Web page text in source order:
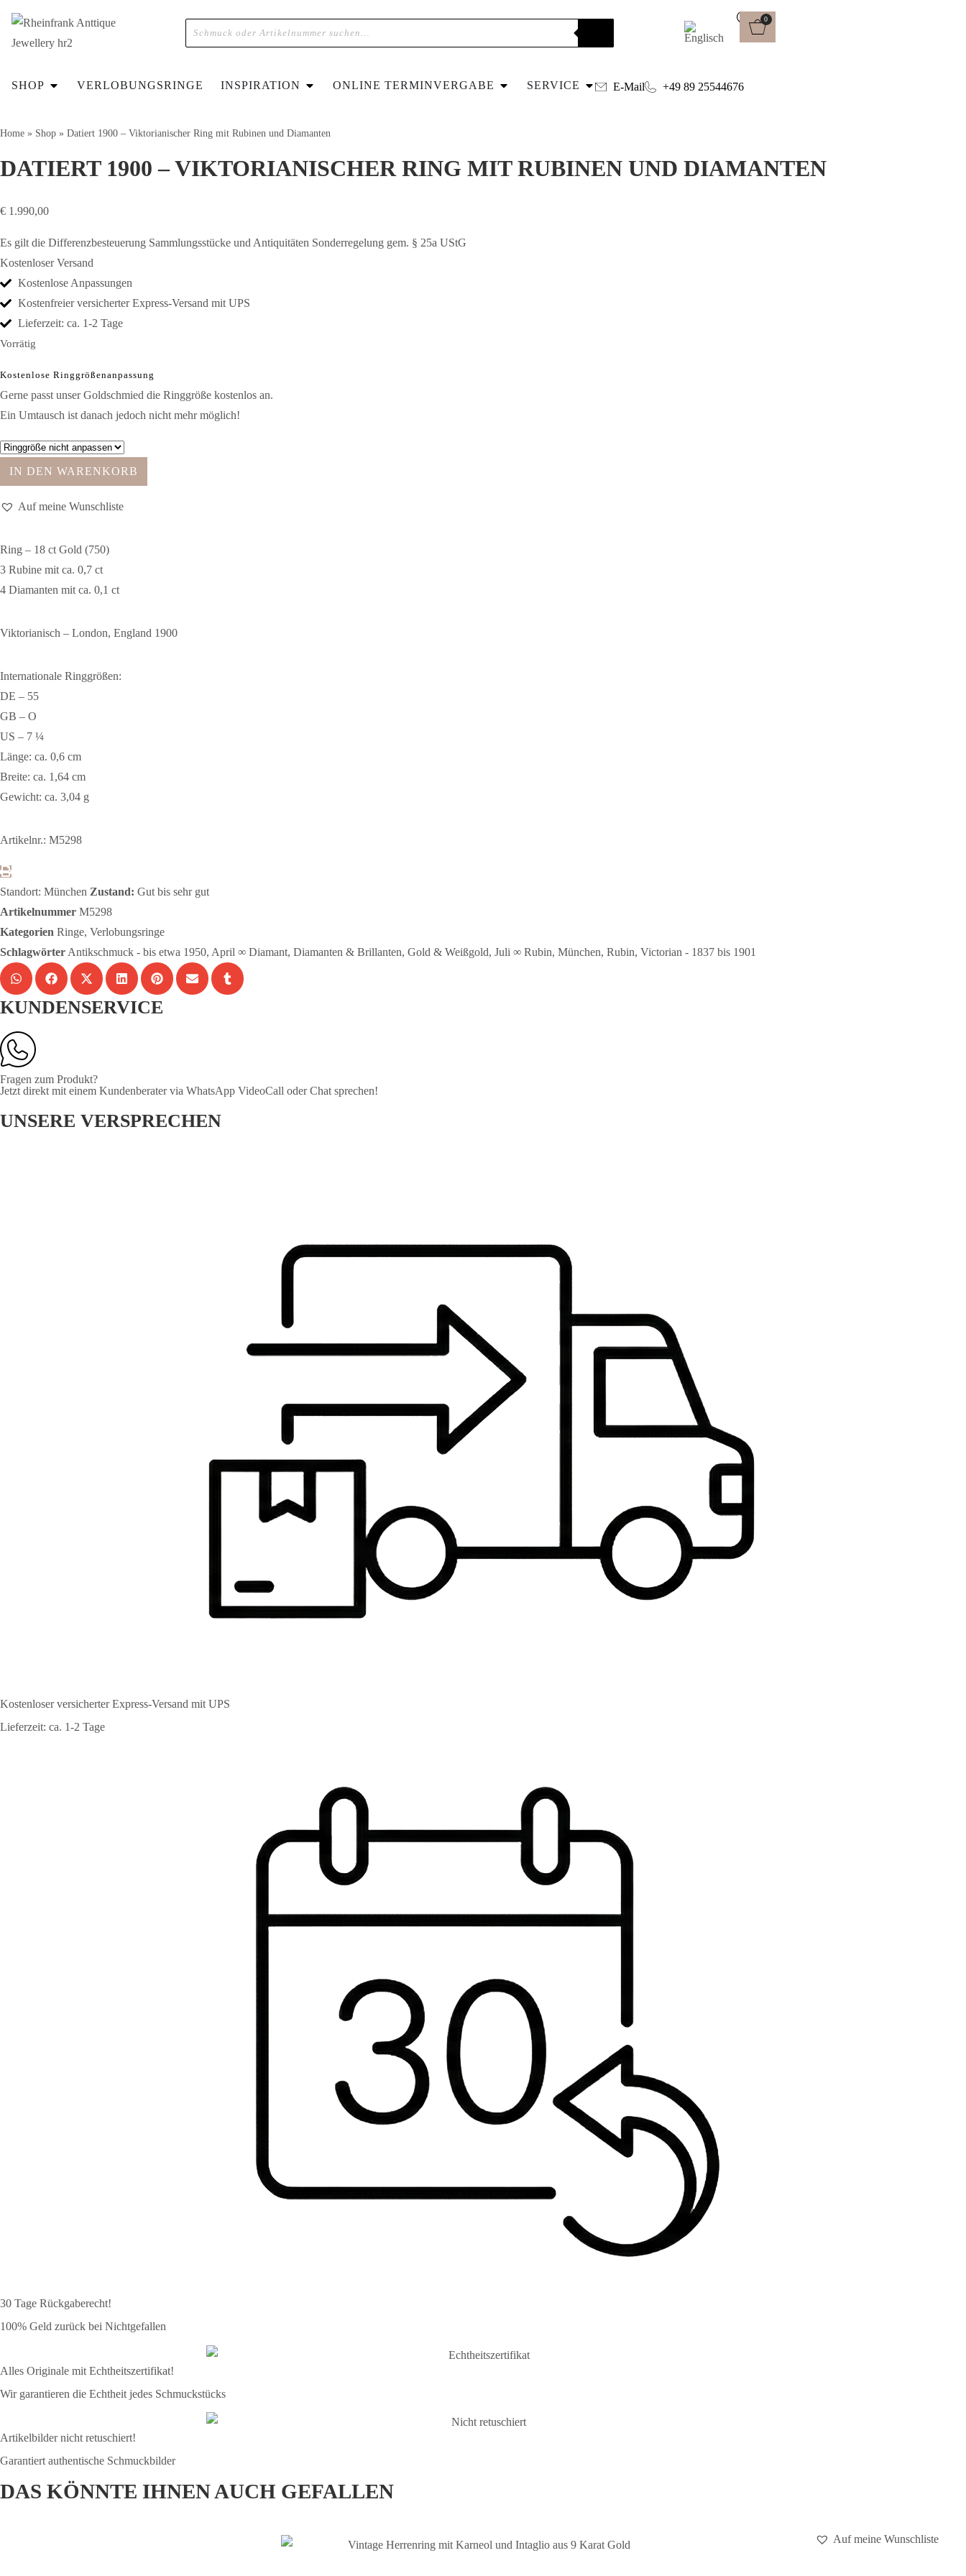
0
SHOP VERLOBUNGSRINGE INSPIRATION ONLINE TERMINVERGABE SERVICE E-Mail +49 89 25544676
Home » Shop » Datiert 1900 – Viktorianischer Ring mit Rubinen und Diamanten
DATIERT 1900 – VIKTORIANISCHER RING MIT RUBINEN UND DIAMANTEN
€ 1.990,00
Es gilt die Differenzbesteuerung Sammlungsstücke und Antiquitäten Sonderregelung gem. § 25a UStG
Kostenloser Versand
Kostenlose Anpassungen
Kostenfreier versicherter Express-Versand mit UPS
Lieferzeit: ca. 1-2 Tage
Vorrätig
Kostenlose Ringgrößenanpassung
Gerne passt unser Goldschmied die Ringgröße kostenlos an.
Ein Umtausch ist danach jedoch nicht mehr möglich!
IN DEN WARENKORB
Auf meine Wunschliste
Ring – 18 ct Gold (750)
3 Rubine mit ca. 0,7 ct
4 Diamanten mit ca. 0,1 ct
Viktorianisch – London, England 1900
Internationale Ringgrößen:
DE – 55
GB – O
US – 7 ¼
Länge: ca. 0,6 cm
Breite: ca. 1,64 cm
Gewicht: ca. 3,04 g
Artikelnr.: M5298
Standort: München Zustand: Gut bis sehr gut
Artikelnummer M5298
Kategorien Ringe, Verlobungsringe
Schlagwörter Antikschmuck - bis etwa 1950, April ∞ Diamant, Diamanten & Brillanten, Gold & Weißgold, Juli ∞ Rubin, München, Rubin, Victorian - 1837 bis 1901
KUNDENSERVICE
Fragen zum Produkt?
Jetzt direkt mit einem Kundenberater via WhatsApp VideoCall oder Chat sprechen!
UNSERE VERSPRECHEN
Kostenloser versicherter Express-Versand mit UPS
Lieferzeit: ca. 1-2 Tage
30 Tage Rückgaberecht!
100% Geld zurück bei Nichtgefallen
Alles Originale mit Echtheitszertifikat!
Wir garantieren die Echtheit jedes Schmuckstücks
Artikelbilder nicht retuschiert!
Garantiert authentische Schmuckbilder
DAS KÖNNTE IHNEN AUCH GEFALLEN
Auf meine Wunschliste